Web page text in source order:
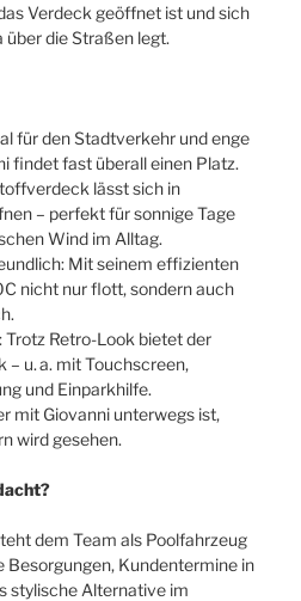
Verdeck geöffnet ist und sich
die Straßen legt.
für den Stadtverkehr und enge
findet fast überall einen Platz.
lässt sich in
– perfekt für sonnige Tage
Wind im Alltag.
Mit seinem effizienten
nicht nur flott, sondern auch
Retro-Look bietet der
u. a. mit Touchscreen,
und Einparkhilfe.
mit Giovanni unterwegs ist,
wird gesehen.
dem Team als Poolfahrzeug
Besorgungen, Kundentermine in
stylische Alternative im